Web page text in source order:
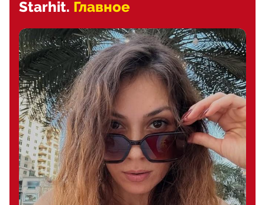
Starhit. Главное